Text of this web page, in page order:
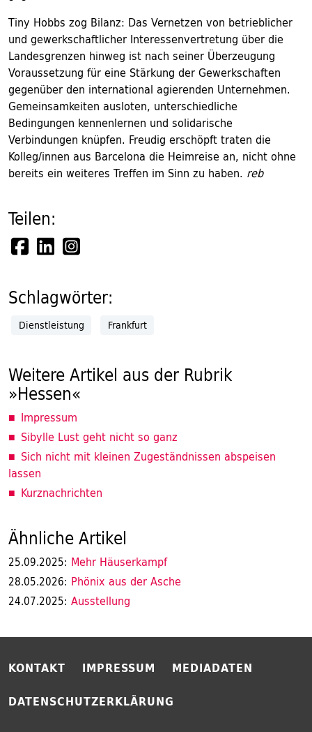
Tiny Hobbs zog Bilanz: Das Vernetzen von betrieblicher
und gewerkschaftlicher Interessenvertretung über die
Landesgrenzen hinweg ist nach seiner Überzeugung
Voraussetzung für eine Stärkung der Gewerkschaften
gegenüber den international agierenden Unternehmen.
Gemeinsamkeiten ausloten, unterschiedliche
Bedingungen kennenlernen und solidarische
Verbindungen knüpfen. Freudig erschöpft traten die
Kolleg/innen aus Barcelona die Heimreise an, nicht ohne
bereits ein weiteres Treffen im Sinn zu haben. reb
Teilen:
Schlagwörter:
Dienstleistung Frankfurt
Weitere Artikel aus der Rubrik
»Hessen«
Impressum
Sibylle Lust geht nicht so ganz
Sich nicht mit kleinen Zugeständnissen abspeisen
lassen
Kurznachrichten
Ähnliche Artikel
25.09.2025: Mehr Häuserkampf
28.05.2026: Phönix aus der Asche
24.07.2025: Ausstellung
KONTAKT IMPRESSUM
MEDIADATEN
DATENSCHUTZERKLÄRUNG